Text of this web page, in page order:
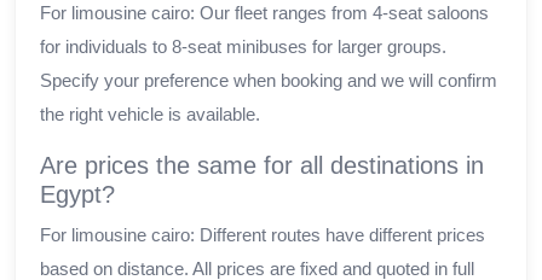
For limousine cairo: Our fleet ranges from 4-seat saloons
for individuals to 8-seat minibuses for larger groups.
Specify your preference when booking and we will confirm
the right vehicle is available.
Are prices the same for all destinations in
Egypt?
For limousine cairo: Different routes have different prices
based on distance. All prices are fixed and quoted in full